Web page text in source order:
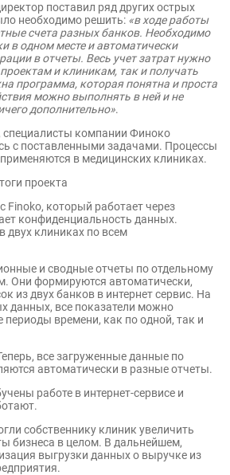
поставил ряд других острых
необходимо решить: «в ходе работы
счета разных банков. Необходимо
в одном месте и автоматически
в отчеты. Весь учет затрат нужно
и клиникам, так и получать
программа, которая понятна и проста
можно выполнять в ней и не
дополнительно».
специалисты компании Финоко
с поставленными задачами. Процессы
в медицинских клиниках.
проекта
Finoko, который работает через
конфиденциальность данных.
двух клиниках по всем
и сводные отчеты по отдельному
Они формируются автоматически,
из двух банков в интернет сервис. На
данных, все показатели можно
периоды времени, как по одной, так и
все загруженные данные по
автоматически в разные отчеты.
работе в интернет-сервисе и
собственнику клиник увеличить
бизнеса в целом. В дальнейшем,
выгрузки данных о выручке из